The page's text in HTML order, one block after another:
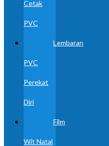
Cetak
PVC
Lembaran
PVC
Perekat
Diri
Film
Wit Natal